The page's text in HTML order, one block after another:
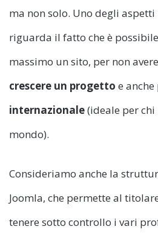
ma non solo. Uno degli
riguarda il fatto che è possibile
massimo un sito, per non
crescere un progetto e
internazionale(ideale per
mondo).
Consideriamo anche la
Joomla, che permette al
tenere sotto controllo i vari